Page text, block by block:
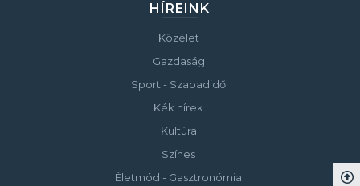
HÍREINK
Közélet
Gazdaság
Sport - Szabadidő
Kék hírek
Kultúra
Színes
Életmód - Gasztronómia